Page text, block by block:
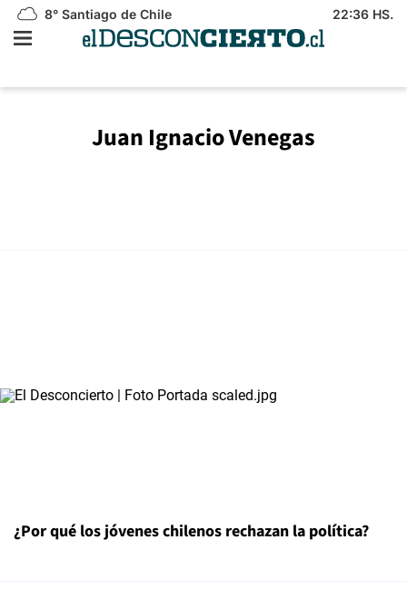
8° Santiago de Chile 22:36 HS.
Juan Ignacio Venegas
¿Por qué los jóvenes chilenos rechazan la política?